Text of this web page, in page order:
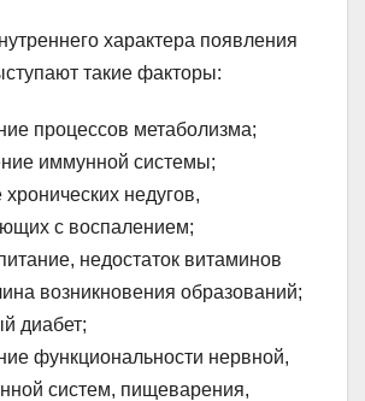
характера появления
такие факторы:
процессов метаболизма;
иммунной системы;
хронических недугов,
с воспалением;
недостаток витаминов
возникновения образований;
диабет;
функциональности нервной,
систем, пищеварения,